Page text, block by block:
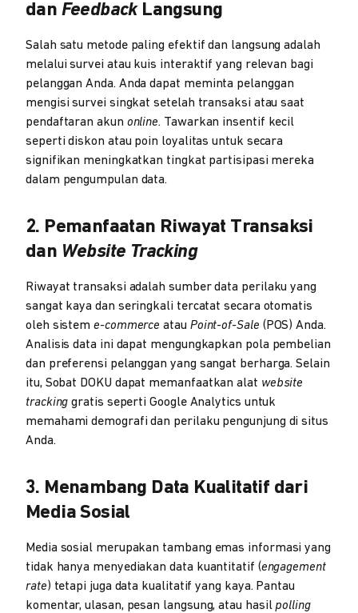
dan FeedbackLangsung
Salah satu metode paling efektif dan langsung adalah
melalui survei atau kuis interaktif yang relevan bagi
pelanggan Anda. Anda dapat meminta pelanggan
mengisi survei singkat setelah transaksi atau saat
pendaftaran akun online. Tawarkan insentif kecil
seperti diskon atau poin loyalitas untuk secara
signifikan meningkatkan tingkat partisipasi mereka
dalam pengumpulan data.
2. Pemanfaatan Riwayat Transaksi
dan Website Tracking
Riwayat transaksi adalah sumber data perilaku yang
sangat kaya dan seringkali tercatat secara otomatis
oleh sisteme-commerce atau Point-of-Sale (POS) Anda.
Analisis data ini dapat mengungkapkan pola pembelian
dan preferensi pelanggan yang sangat berharga. Selain
itu, Sobat DOKU dapat memanfaatkan alat website
tracking gratis seperti Google Analytics untuk
memahami demografi dan perilaku pengunjung di situs
Anda.
3. Menambang Data Kualitatif dari
Media Sosial
Media sosial merupakan tambang emas informasi yang
tidak hanya menyediakan data kuantitatif (engagement
rate) tetapi juga data kualitatif yang kaya. Pantau
komentar, ulasan, pesan langsung, atau hasil polling